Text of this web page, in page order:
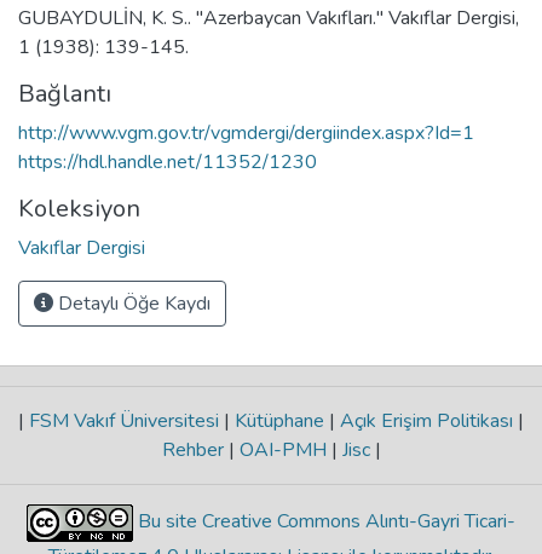
GUBAYDULİN, K. S.. "Azerbaycan Vakıfları." Vakıflar Dergisi,
1 (1938): 139-145.
Bağlantı
http://www.vgm.gov.tr/vgmdergi/dergiindex.aspx?Id=1
https://hdl.handle.net/11352/1230
Koleksiyon
Vakıflar Dergisi
Detaylı Öğe Kaydı
| FSM Vakıf Üniversitesi | Kütüphane | Açık Erişim Politikası |
Rehber | OAI-PMH | Jisc |
Bu site Creative Commons Alıntı-Gayri Ticari-